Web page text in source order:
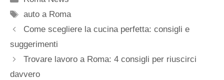
Tag
auto a Roma
Come scegliere la cucina perfetta: consigli e
suggerimenti
Trovare lavoro a Roma: 4 consigli per riuscirci
davvero